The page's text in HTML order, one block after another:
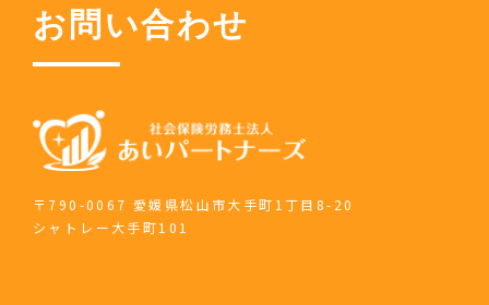
お問い合わせ
〒790-0067 愛媛県松山市大手町1丁目8-20
シャトレー大手町101